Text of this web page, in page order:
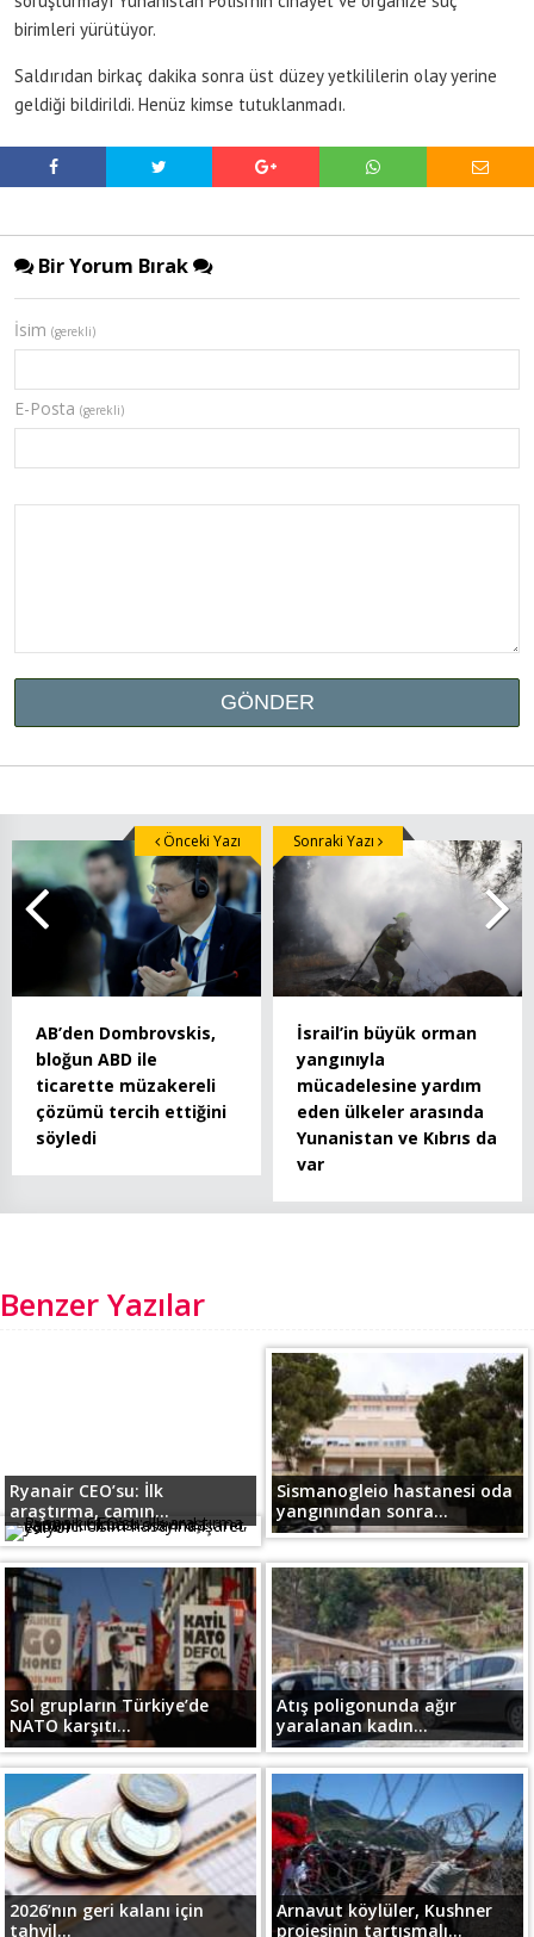
birimleri yürütüyor.
Saldırıdan birkaç dakika sonra üst düzey yetkililerin olay yerine
geldiği bildirildi. Henüz kimse tutuklanmadı.
Bir Yorum Bırak
İsim (gerekli)
E-Posta (gerekli)
AB’den Dombrovskis,
bloğun ABD ile
ticarette müzakereli
çözümü tercih ettiğini
söyledi
Önceki Yazı
İsrail’in büyük orman
yangınıyla
mücadelesine yardım
eden ülkeler arasında
Yunanistan ve Kıbrıs da
var
Sonraki Yazı
Benzer Yazılar
Ryanair CEO’su: İlk
araştırma, camın...
Sismanogleio hastanesi oda
yangınından sonra...
Sol grupların Türkiye’de
NATO karşıtı...
Atış poligonunda ağır
yaralanan kadın...
2026’nın geri kalanı için
tahvil...
Arnavut köylüler, Kushner
projesinin tartışmalı...